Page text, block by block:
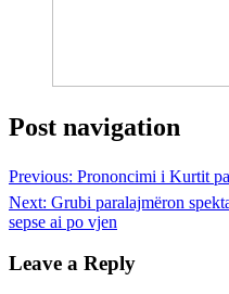
Post navigation
Previous: Prononcimi i Kurtit
Next: Grubi paralajmëron
sepse ai po vjen
Leave a Reply